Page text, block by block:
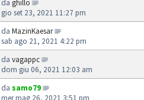
da ghillo
gio set 23, 2021 11:27 pm
da MazinKaesar
sab ago 21, 2021 4:22 pm
da vagappc
dom giu 06, 2021 12:03 am
da samo79
mer mag 26, 2021 3:51 pm